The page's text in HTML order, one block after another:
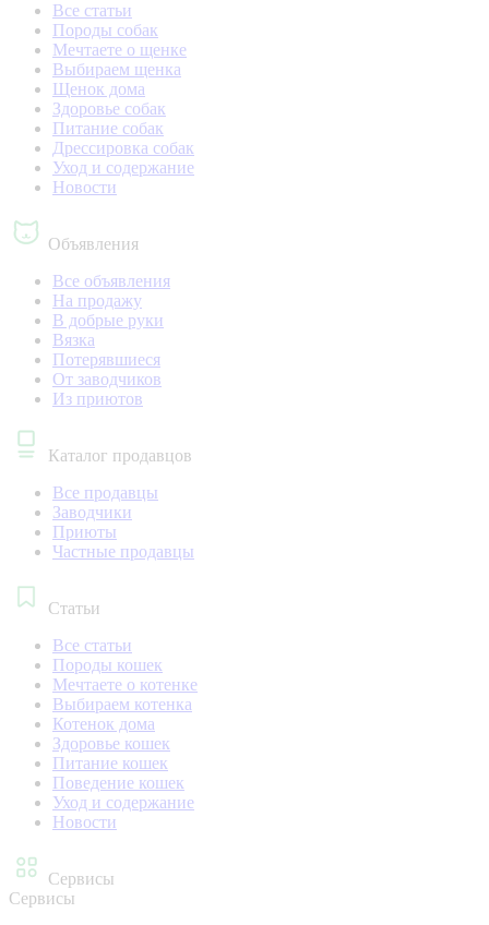
Все статьи
Породы собак
Мечтаете о щенке
Выбираем щенка
Щенок дома
Здоровье собак
Питание собак
Дрессировка собак
Уход и содержание
Новости
Объявления
Все объявления
На продажу
В добрые руки
Вязка
Потерявшиеся
От заводчиков
Из приютов
Каталог продавцов
Все продавцы
Заводчики
Приюты
Частные продавцы
Статьи
Все статьи
Породы кошек
Мечтаете о котенке
Выбираем котенка
Котенок дома
Здоровье кошек
Питание кошек
Поведение кошек
Уход и содержание
Новости
Сервисы
Сервисы